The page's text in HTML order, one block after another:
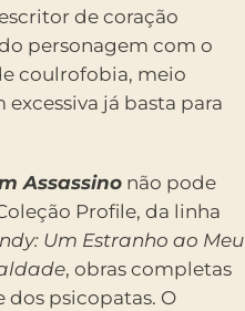
de coração
personagem com o
coulrofobia, meio
já basta para
Assassino não pode
Profile, da linha
Um Estranho ao Meu
, obras completas
dos psicopatas. O